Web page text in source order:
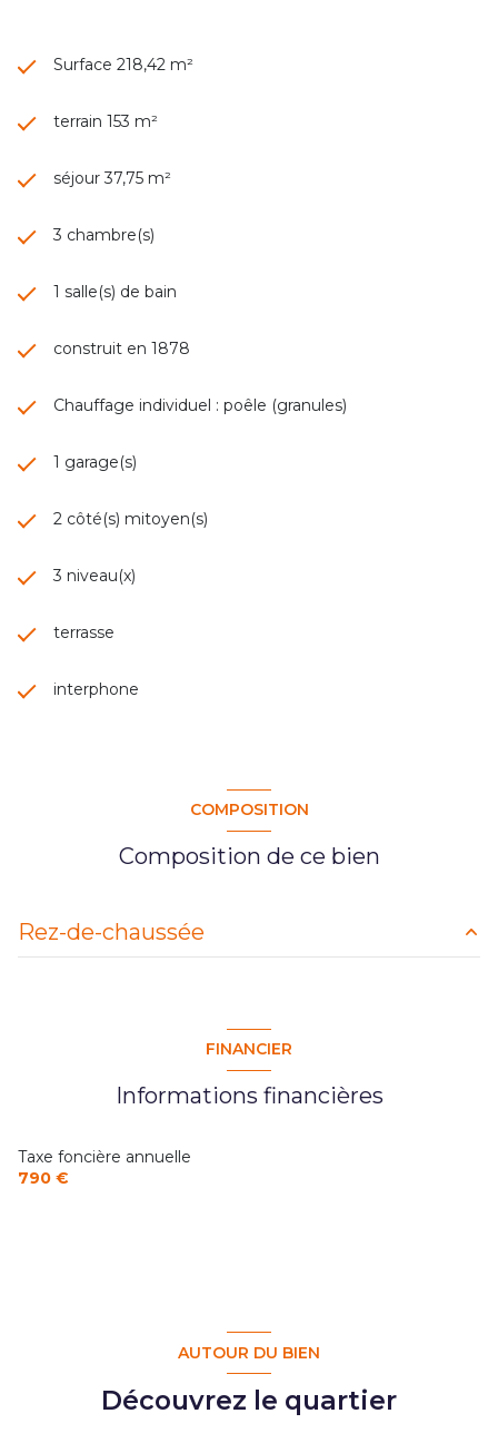
Surface 218,42 m²
terrain 153 m²
séjour 37,75 m²
3 chambre(s)
1 salle(s) de bain
construit en 1878
Chauffage individuel : poêle (granules)
1 garage(s)
2 côté(s) mitoyen(s)
3 niveau(x)
terrasse
interphone
COMPOSITION
Composition de ce bien
Rez-de-chaussée
FINANCIER
Informations financières
Taxe foncière annuelle
790 €
AUTOUR DU BIEN
Découvrez le quartier